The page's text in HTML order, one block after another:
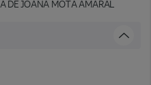
DE JOANA MOTA AMARAL